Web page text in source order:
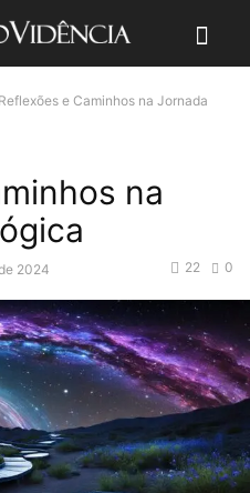
Reflexões e Caminhos na Jornada
na
2024 0
22